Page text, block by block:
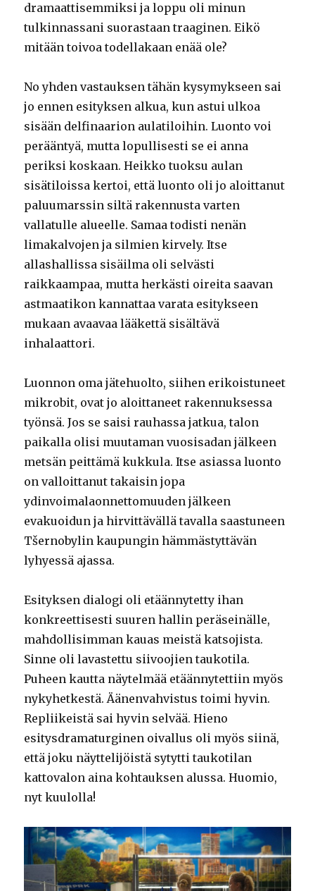
dramaattisemmiksi ja loppu oli minun
tulkinnassani suorastaan traaginen. Eikö
mitään toivoa todellakaan enää ole?
No yhden vastauksen tähän kysymykseen sai
jo ennen esityksen alkua, kun astui ulkoa
sisään delfinaarion aulatiloihin. Luonto voi
perääntyä, mutta lopullisesti se ei anna
periksi koskaan. Heikko tuoksu aulan
sisätiloissa kertoi, että luonto oli jo aloittanut
paluumarssin siltä rakennusta varten
vallatulle alueelle. Samaa todisti nenän
limakalvojen ja silmien kirvely. Itse
allashallissa sisäilma oli selvästi
raikkaampaa, mutta herkästi oireita saavan
astmaatikon kannattaa varata esitykseen
mukaan avaavaa lääkettä sisältävä
inhalaattori.
Luonnon oma jätehuolto, siihen erikoistuneet
mikrobit, ovat jo aloittaneet rakennuksessa
työnsä. Jos se saisi rauhassa jatkua, talon
paikalla olisi muutaman vuosisadan jälkeen
metsän peittämä kukkula. Itse asiassa luonto
on valloittanut takaisin jopa
ydinvoimalaonnettomuuden jälkeen
evakuoidun ja hirvittävällä tavalla saastuneen
Tšernobylin kaupungin hämmästyttävän
lyhyessä ajassa.
Esityksen dialogi oli etäännytetty ihan
konkreettisesti suuren hallin peräseinälle,
mahdollisimman kauas meistä katsojista.
Sinne oli lavastettu siivoojien taukotila.
Puheen kautta näytelmää etäännytettiin myös
nykyhetkestä. Äänenvahvistus toimi hyvin.
Repliikeistä sai hyvin selvää. Hieno
esitysdramaturginen oivallus oli myös siinä,
että joku näyttelijöistä sytytti taukotilan
kattovalon aina kohtauksen alussa. Huomio,
nyt kuulolla!